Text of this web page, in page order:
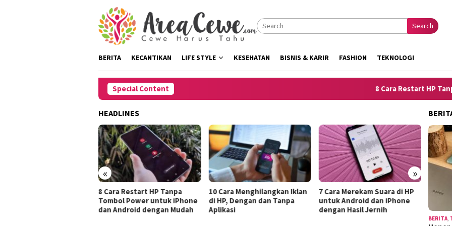
Search
BERITA KECANTIKAN LIFE STYLE KESEHATAN BISNIS & KARIR FASHION TEKNOLOGI
Special Content 8 Cara Restart HP Tanpa
HEADLINES
« »
8 Cara Restart HP Tanpa
Tombol Power untuk iPhone
dan Android dengan Mudah
10 Cara Menghilangkan Iklan
di HP, Dengan dan Tanpa
Aplikasi
7 Cara Merekam Suara di HP
untuk Android dan iPhone
dengan Hasil Jernih
10
BERITA